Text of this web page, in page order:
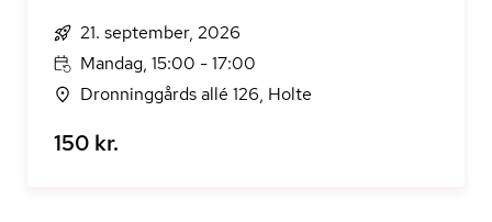
21. september, 2026
Mandag, 15:00 - 17:00
Dronninggårds allé 126, Holte
150 kr.